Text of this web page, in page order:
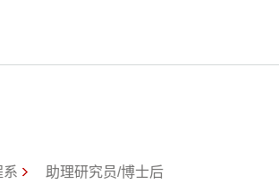
系 助理研究员/博士后